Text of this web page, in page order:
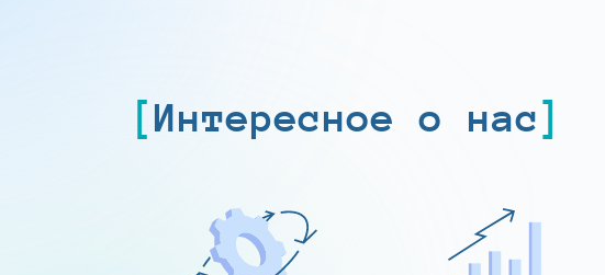
Интересное о нас